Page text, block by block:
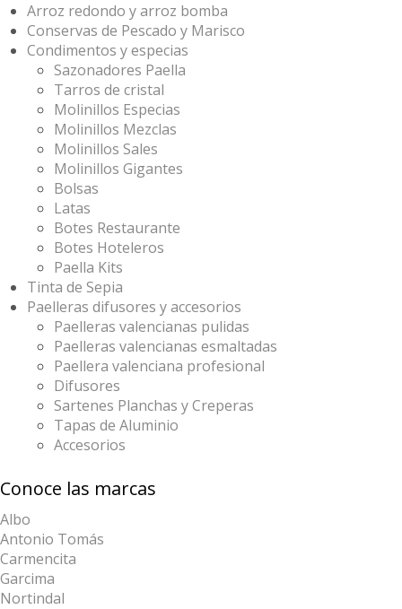
Arroz redondo y arroz bomba
Conservas de Pescado y Marisco
Condimentos y especias
Sazonadores Paella
Tarros de cristal
Molinillos Especias
Molinillos Mezclas
Molinillos Sales
Molinillos Gigantes
Bolsas
Latas
Botes Restaurante
Botes Hoteleros
Paella Kits
Tinta de Sepia
Paelleras difusores y accesorios
Paelleras valencianas pulidas
Paelleras valencianas esmaltadas
Paellera valenciana profesional
Difusores
Sartenes Planchas y Creperas
Tapas de Aluminio
Accesorios
Conoce las marcas
Albo
Antonio Tomás
Carmencita
Garcima
Nortindal